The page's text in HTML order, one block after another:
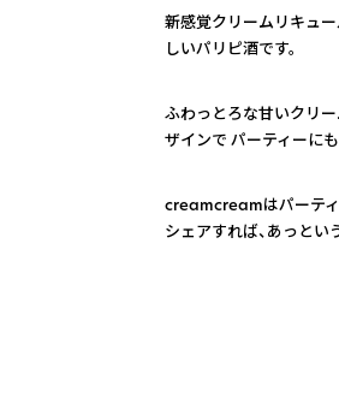
新感覚クリームリキュ
しいパリピ酒です。
ふわっとろな甘いクリ
ザインで パーティーにも
creamcreamはパーティ
シェアすれば、あっとい